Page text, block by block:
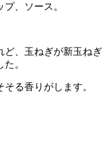
、ソース。
ど、玉ねぎが新玉ねぎ
。
る香りがします。